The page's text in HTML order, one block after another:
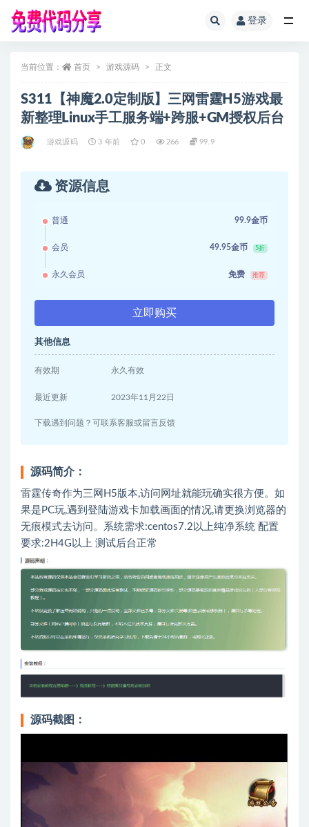
登录
当前位置： 首页 游戏源码 正文
S311【神魔2.0定制版】三网雷霆H5游戏最
新整理Linux手工服务端+跨服+GM授权后台
游戏源码 3 年前 0 266 99.9
资源信息
普通 99.9金币
会员 49.95金币 5折
永久会员 免费 推荐
立即购买
其他信息
有效期 永久有效
最近更新 2023年11月22日
下载遇到问题？可联系客服或留言反馈
源码简介：
雷霆传奇作为三网H5版本,访问网址就能玩确实很方便。如
果是PC玩,遇到登陆游戏卡加载画面的情况,请更换浏览器的
无痕模式去访问。系统需求:centos7.2以上纯净系统 配置
要求:2H4G以上 测试后台正常
源码截图：